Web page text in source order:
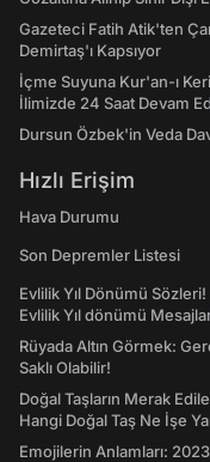
Gazeteci Fatih Atik'ten
Demirtaş'ı Kapsıyor
İçme Suyuna Kur'an-ı
İlimizde 24 Saat Devam
Dursun Özbek'in Veda
Hızlı Erişim
Hava Durumu
Son Depremler Listesi
Evlilik Yıl Dönümü
Evlilik Yıl dönümü
Rüyada Altın Görmek:
Saklı Olabilir!
Doğal Taşların Merak
Hangi Doğal Taş Ne İşe
Emojilerin Anlamları: